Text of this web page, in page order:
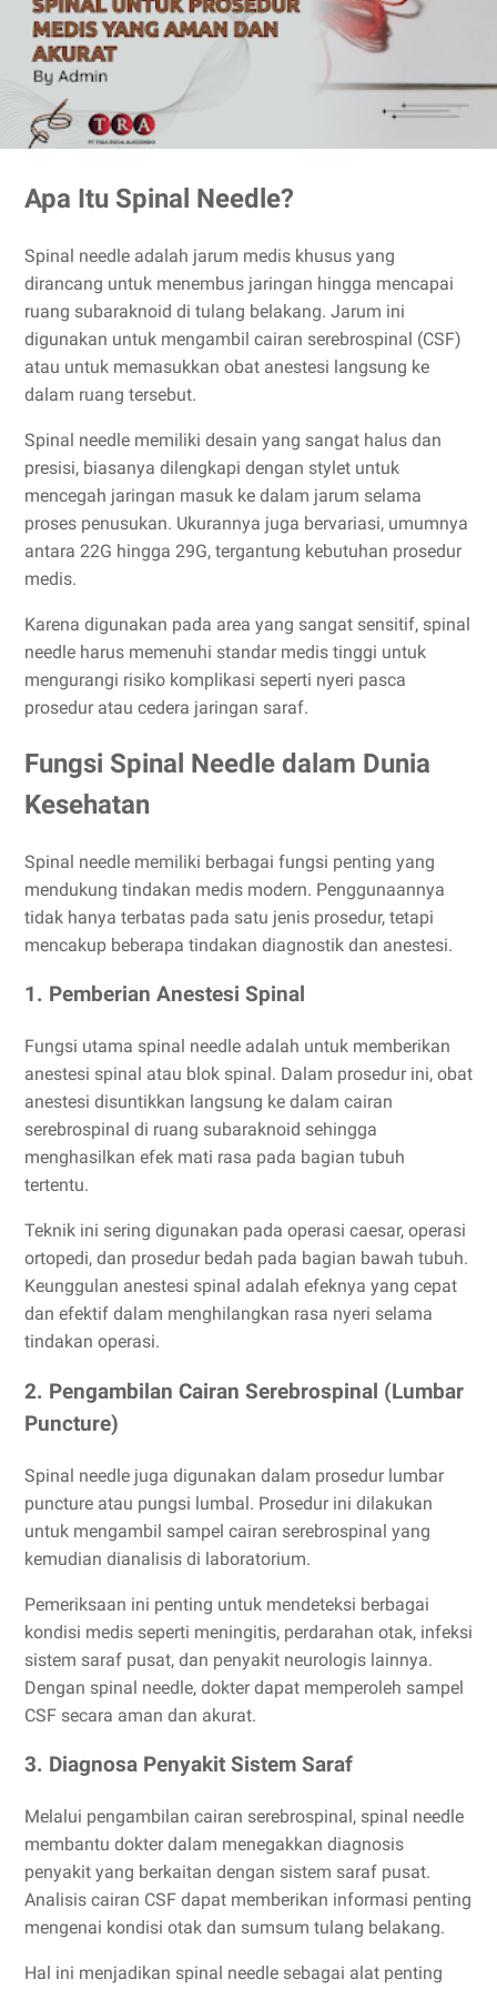
Apa Itu Spinal Needle?
Spinal needle adalah jarum medis khusus yang
dirancang untuk menembus jaringan hingga mencapai
ruang subaraknoid di tulang belakang. Jarum ini
digunakan untuk mengambil cairan serebrospinal (CSF)
atau untuk memasukkan obat anestesi langsung ke
dalam ruang tersebut.
Spinal needle memiliki desain yang sangat halus dan
presisi, biasanya dilengkapi dengan stylet untuk
mencegah jaringan masuk ke dalam jarum selama
proses penusukan. Ukurannya juga bervariasi, umumnya
antara 22G hingga 29G, tergantung kebutuhan prosedur
medis.
Karena digunakan pada area yang sangat sensitif, spinal
needle harus memenuhi standar medis tinggi untuk
mengurangi risiko komplikasi seperti nyeri pasca
prosedur atau cedera jaringan saraf.
Fungsi Spinal Needle dalam Dunia
Kesehatan
Spinal needle memiliki berbagai fungsi penting yang
mendukung tindakan medis modern. Penggunaannya
tidak hanya terbatas pada satu jenis prosedur, tetapi
mencakup beberapa tindakan diagnostik dan anestesi.
1. Pemberian Anestesi Spinal
Fungsi utama spinal needle adalah untuk memberikan
anestesi spinal atau blok spinal. Dalam prosedur ini, obat
anestesi disuntikkan langsung ke dalam cairan
serebrospinal di ruang subaraknoid sehingga
menghasilkan efek mati rasa pada bagian tubuh
tertentu.
Teknik ini sering digunakan pada operasi caesar, operasi
ortopedi, dan prosedur bedah pada bagian bawah tubuh.
Keunggulan anestesi spinal adalah efeknya yang cepat
dan efektif dalam menghilangkan rasa nyeri selama
tindakan operasi.
2. Pengambilan Cairan Serebrospinal (Lumbar
Puncture)
Spinal needle juga digunakan dalam prosedur lumbar
puncture atau pungsi lumbal. Prosedur ini dilakukan
untuk mengambil sampel cairan serebrospinal yang
kemudian dianalisis di laboratorium.
Pemeriksaan ini penting untuk mendeteksi berbagai
kondisi medis seperti meningitis, perdarahan otak, infeksi
sistem saraf pusat, dan penyakit neurologis lainnya.
Dengan spinal needle, dokter dapat memperoleh sampel
CSF secara aman dan akurat.
3. Diagnosa Penyakit Sistem Saraf
Melalui pengambilan cairan serebrospinal, spinal needle
membantu dokter dalam menegakkan diagnosis
penyakit yang berkaitan dengan sistem saraf pusat.
Analisis cairan CSF dapat memberikan informasi penting
mengenai kondisi otak dan sumsum tulang belakang.
Hal ini menjadikan spinal needle sebagai alat penting